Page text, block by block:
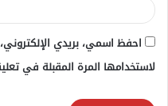
احفظ اسمي، بريدي
لاستخدامها المرة المقبلة في